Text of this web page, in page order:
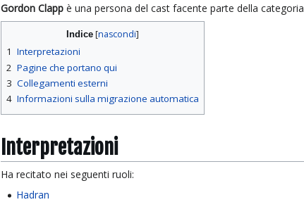
Vai
alla
Vai
alla
Gordon Clapp è una persona del cast facente parte della categoria
Indice
1 Interpretazioni
2 Pagine che portano qui
3 Collegamenti esterni
4 Informazioni sulla migrazione automatica
Interpretazioni
Ha recitato nei seguenti ruoli:
Hadran